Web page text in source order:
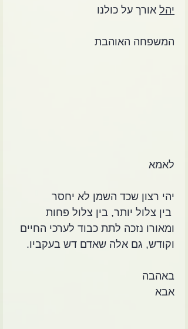
יהל אורך על כולנו
המשפחה האוהבת
לאמא
יהי רצון שכד השמן לא יחסר
ומאורו נזכה לתת כבוד לערכי החיים
וקודש, גם אלה שאדם דש בעקביו.
באהבה
אבא